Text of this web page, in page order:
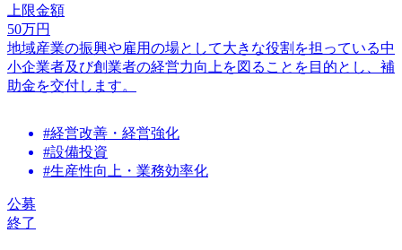
上限金額
50万円
地域産業の振興や雇用の場として大きな役割を担っている中
小企業者及び創業者の経営力向上を図ることを目的とし、補
助金を交付します。
#経営改善・経営強化
#設備投資
#生産性向上・業務効率化
公募
終了